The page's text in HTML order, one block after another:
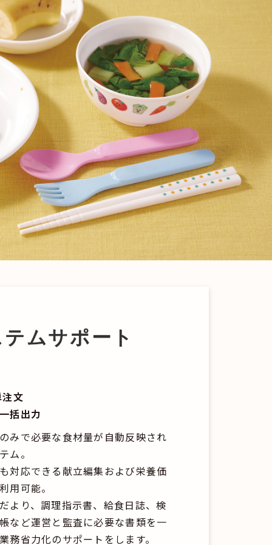
ムサポート
文
括出力
みで必要な食材量が自動反映され
ム。
対応できる献立編集および栄養価
用可能。
より、調理指示書、給食日誌、検
など運営と監査に必要な書類を一
務省力化のサポートをします。